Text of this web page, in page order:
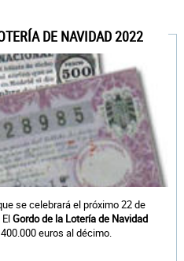
DE NAVIDAD 2022
se celebrará el próximo 22 de
Gordo de la Lotería de Navidad
euros al décimo.